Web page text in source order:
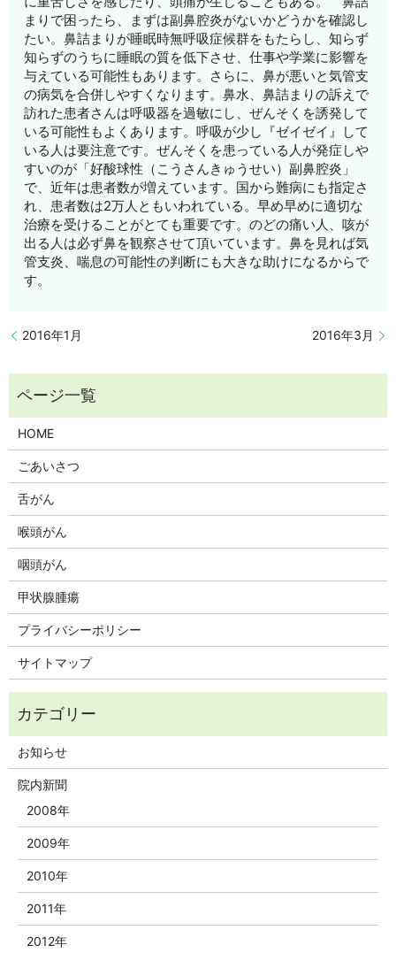
まりで困ったら、まずは副鼻腔炎がないかどうかを確認し
たい。鼻詰まりが睡眠時無呼吸症候群をもたらし、知らず
知らずのうちに睡眠の質を低下させ、仕事や学業に影響を
与えている可能性もあります。さらに、鼻が悪いと気管支
の病気を合併しやすくなります。鼻水、鼻詰まりの訴えで
訪れた患者さんは呼吸器を過敏にし、ぜんそくを誘発して
いる可能性もよくあります。呼吸が少し『ゼイゼイ』して
いる人は要注意です。ぜんそくを患っている人が発症しや
すいのが「好酸球性（こうさんきゅうせい）副鼻腔炎」
で、近年は患者数が増えています。国から難病にも指定さ
れ、患者数は2万人ともいわれている。早め早めに適切な
治療を受けることがとても重要です。のどの痛い人、咳が
出る人は必ず鼻を観察させて頂いています。鼻を見れば気
管支炎、喘息の可能性の判断にも大きな助けになるからで
す。
2016年1月 2016年3月
HOME
ごあいさつ
舌がん
喉頭がん
咽頭がん
甲状腺腫瘍
プライバシーポリシー
サイトマップ
お知らせ
院内新聞
2008年
2009年
2010年
2011年
2012年